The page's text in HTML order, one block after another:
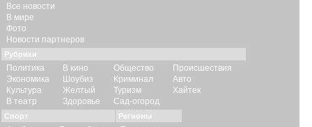
Все новости
В мире
Фото
Новости партнеров
Рубрики
Политика
Экономика
Культура
В театр
В кино
Шоубиз
Желтый
Здоровье
Общество
Криминал
Туризм
Сад-огород
Происшествия
Авто
Хайтек
Спорт Регионы